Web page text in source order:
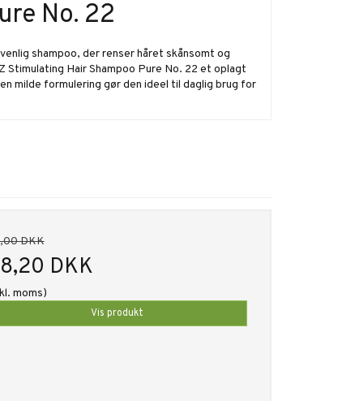
No. 22
shampoo, der renser håret skånsomt og
Stimulating Hair Shampoo Pure No. 22 et oplagt
milde formulering gør den ideel til daglig brug for
DKK
DKK
moms)
Vis produkt